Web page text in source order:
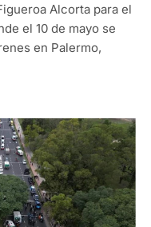
Alcorta para el
el 10 de mayo se
en Palermo,